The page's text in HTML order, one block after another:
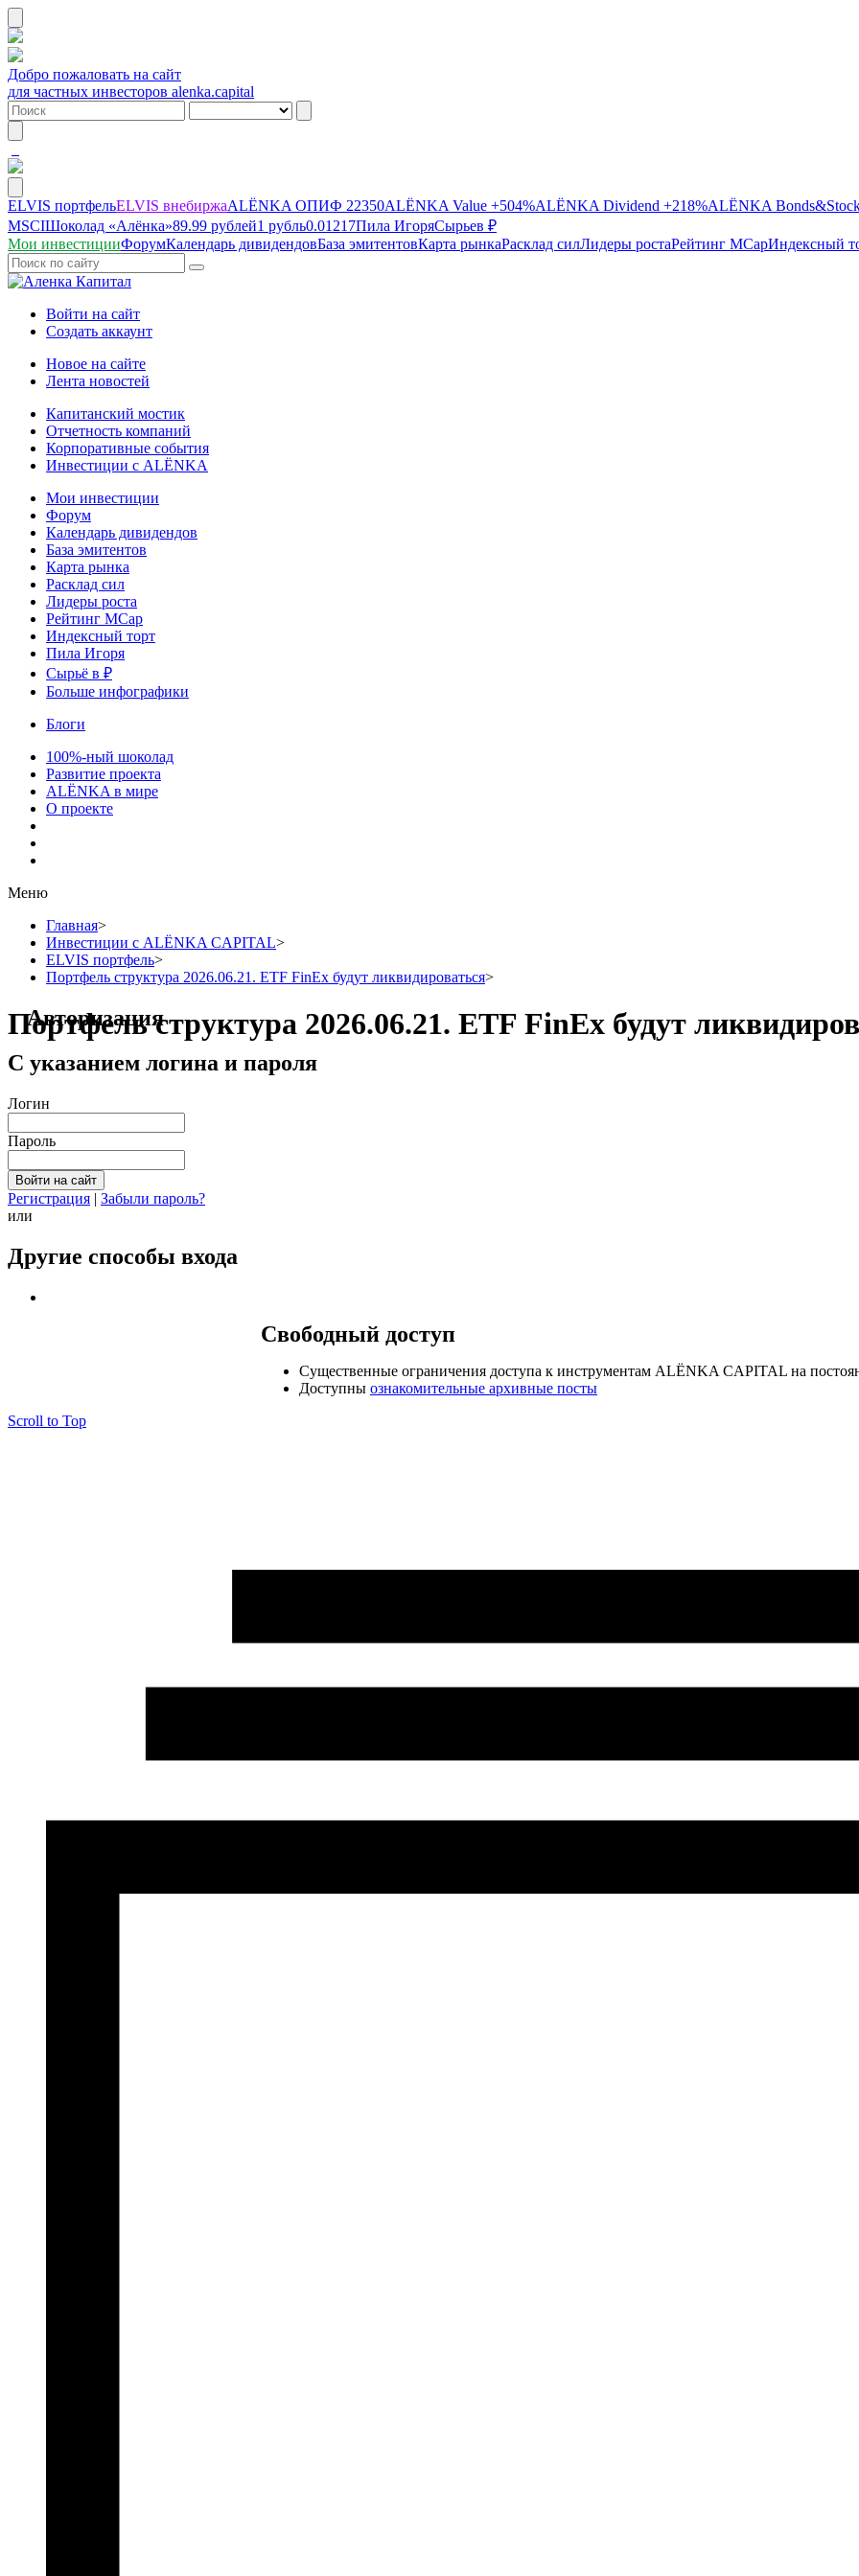
Добро пожаловать на сайт
для частных инвесторов alenka.capital
ELVIS портфельELVIS внебиржаALЁNKA ОПИФ 22350ALЁNKA Value +504%ALЁNKA Dividend +218%ALЁNKA
MSCIШоколад «Алёнка»89.99 рублей1 рубль0.01217Пила ИгоряСырьев ₽
Мои инвестицииФорумКалендарь дивидендовБаза эмитентовКарта рынкаРасклад силЛидеры ростаРейтинг MCapИндексный
Войти на сайт
Создать аккаунт
Новое на сайте
Лента новостей
Капитанский мостик
Отчетность компаний
Корпоративные события
Инвестиции с ALЁNKA
Мои инвестиции
Форум
Календарь дивидендов
База эмитентов
Карта рынка
Расклад сил
Лидеры роста
Рейтинг MCap
Индексный торт
Пила Игоря
Сырьё в ₽
Больше инфографики
Блоги
100%-ный шоколад
Развитие проекта
ALЁNKA в мире
О проекте
Меню
Главная>
Инвестиции с ALЁNKA CAPITAL>
ELVIS портфель>
Портфель структура 2026.06.21. ETF FinEx будут ликвидироваться>
Портфель структура 2026.06.21. ETF FinEx будут
Авторизация
С указанием логина и пароля
Логин
Пароль
Регистрация | Забыли пароль?
или
Другие способы входа
Свободный доступ
Cущественные ограничения доступа к инструментам ALЁNKA CAPITAL на
Доступны ознакомительные архивные посты
Scroll to Top